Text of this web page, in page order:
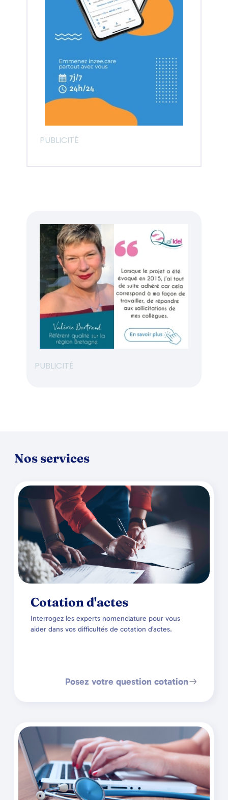
PUBLICITÉ
PUBLICITÉ
Nos services
Cotation d'actes
Interrogez les experts nomenclature pour vous
aider dans vos difficultés de cotation d’actes.
Posez votre question cotation